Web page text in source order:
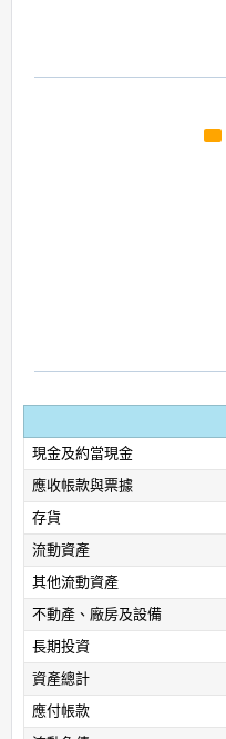
現金及約當現金
應收帳款與票據
存貨
流動資產
其他流動資產
不動產、廠房及設備
長期投資
資產總計
應付帳款